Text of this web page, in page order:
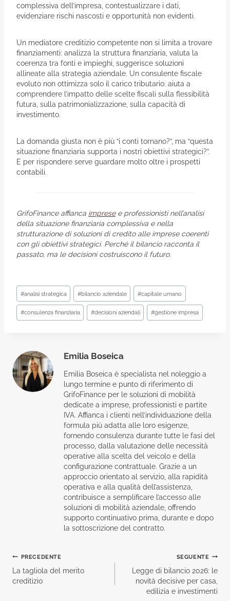
complessiva dell’impresa, contestualizzare i dati,
evidenziare rischi nascosti e opportunità non evidenti.
Un mediatore creditizio competente non si limita a trovare
finanziamenti: analizza la struttura finanziaria, valuta la
coerenza tra fonti e impieghi, suggerisce soluzioni
allineate alla strategia aziendale. Un consulente fiscale
evoluto non ottimizza solo il carico tributario: aiuta a
comprendere l’impatto delle scelte fiscali sulla flessibilità
futura, sulla patrimonializzazione, sulla capacità di
investimento.
La domanda giusta non è più “i conti tornano?”, ma “questa
situazione finanziaria supporta i nostri obiettivi strategici?”.
E per rispondere serve guardare molto oltre i prospetti
contabili.
GrifoFinance affianca impresee professionisti nell’analisi
della situazione finanziaria complessiva e nella
strutturazione di soluzioni di credito alle imprese coerenti
con gli obiettivi strategici. Perché il bilancio racconta il
passato, ma le decisioni costruiscono il futuro.
Tag
articolo:
#analisi strategica #bilancio aziendale #capitale umano
#consulenza finanziaria #decisioni aziendali #gestione impresa
Emilia Boseica
Emilia Boseica è specialista nel noleggio a
lungo termine e punto di riferimento di
GrifoFinance per le soluzioni di mobilità
dedicate a imprese, professionisti e partite
IVA. Affianca i clienti nell’individuazione della
formula più adatta alle loro esigenze,
fornendo consulenza durante tutte le fasi del
processo, dalla valutazione delle necessità
operative alla scelta del veicolo e della
configurazione contrattuale. Grazie a un
approccio orientato al servizio, alla rapidità
operativa e alla qualità dell’assistenza,
contribuisce a semplificare l’accesso alle
soluzioni di mobilità aziendale, offrendo
supporto continuativo prima, durante e dopo
la sottoscrizione del contratto.
Navigazione
articoli
PRECEDENTE
La tagliola del merito
creditizio
SEGUENTE
Legge di bilancio 2026: le
novità decisive per casa,
edilizia e investimenti